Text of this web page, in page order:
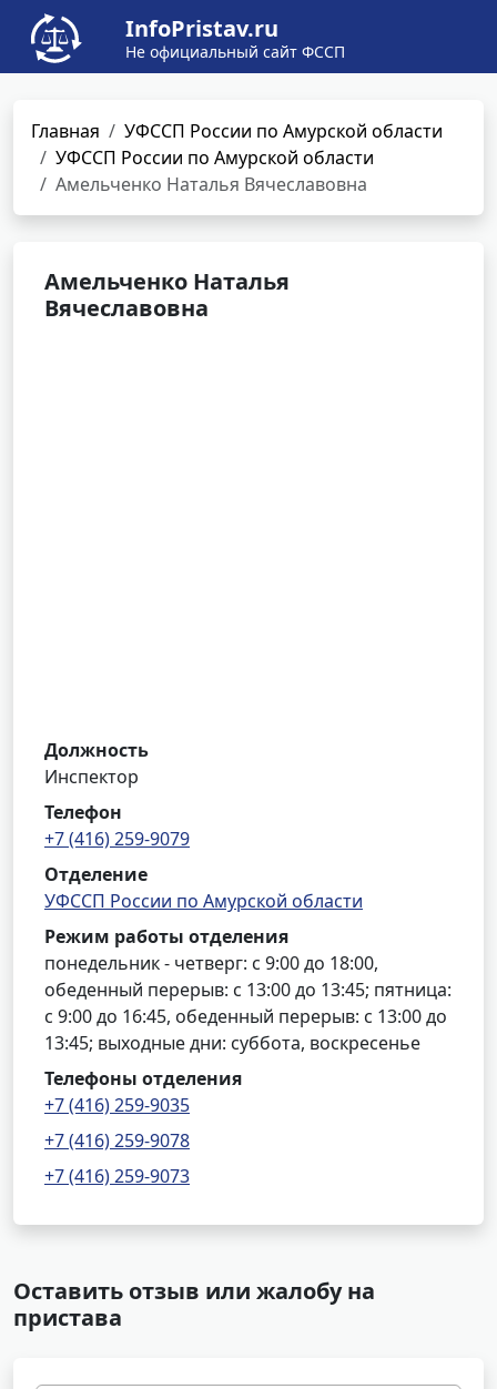
InfoPristav.ru
Не официальный сайт ФССП
Главная
УФССП России по Амурской области
УФССП России по Амурской области
Амельченко Наталья Вячеславовна
Амельченко Наталья
Вячеславовна
Должность
Инспектор
Телефон
+7 (416) 259-9079
Отделение
УФССП России по Амурской области
Режим работы отделения
понедельник - четверг: с 9:00 до 18:00,
обеденный перерыв: с 13:00 до 13:45; пятница:
с 9:00 до 16:45, обеденный перерыв: с 13:00 до
13:45; выходные дни: суббота, воскресенье
Телефоны отделения
+7 (416) 259-9035
+7 (416) 259-9078
+7 (416) 259-9073
Оставить отзыв или жалобу на
пристава